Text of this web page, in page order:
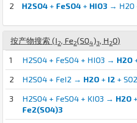
2 H2SO4 + FeSO4 + HIO3 → H2O
按产物搜索 (I 2, Fe2(SO4)3, H 2O)
1 H2SO4 + FeSO4 + HIO3 → H2O
2 H2SO4 + FeI2 → H2O + I2 +
3 H2SO4 + FeSO4 + KIO3 → H2O
Fe2(SO4)3